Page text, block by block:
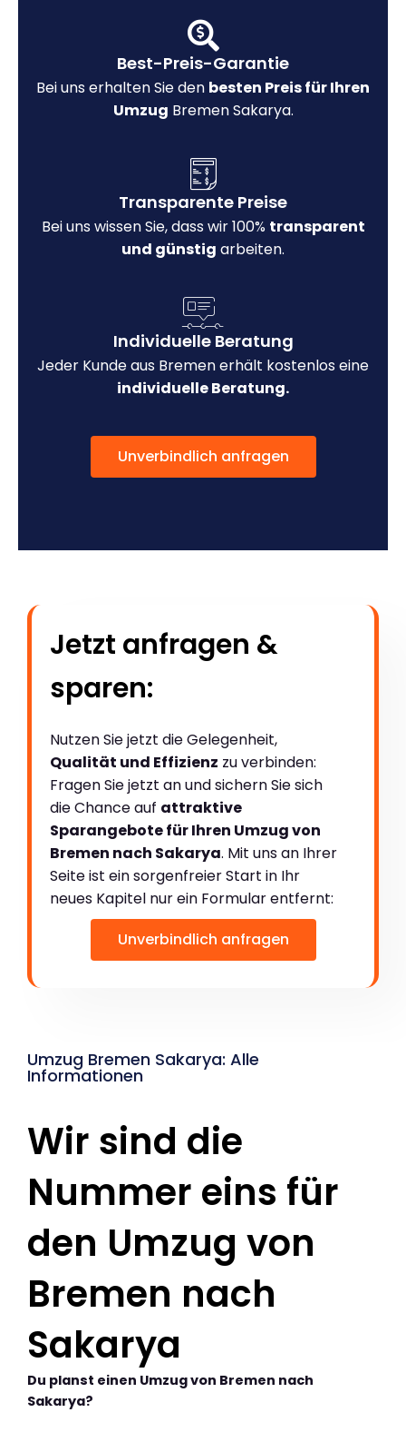
Best-Preis-Garantie
Bei uns erhalten Sie den besten Preis für Ihren
Umzug Bremen Sakarya.
Transparente Preise
Bei uns wissen Sie, dass wir 100% transparent
und günstig arbeiten.
Individuelle Beratung
Jeder Kunde aus Bremen erhält kostenlos eine
individuelle Beratung.
Unverbindlich anfragen
Jetzt anfragen &
sparen:
Nutzen Sie jetzt die Gelegenheit,
Qualität und Effizienz zu verbinden:
Fragen Sie jetzt an und sichern Sie sich
die Chance auf attraktive
Sparangebote für Ihren Umzug von
Bremen nach Sakarya. Mit uns an Ihrer
Seite ist ein sorgenfreier Start in Ihr
neues Kapitel nur ein Formular entfernt:
Unverbindlich anfragen
Umzug Bremen Sakarya: Alle
Informationen
Wir sind die
Nummer eins für
den Umzug von
Bremen nach
Sakarya
Du planst einen Umzug von Bremen nach
Sakarya?